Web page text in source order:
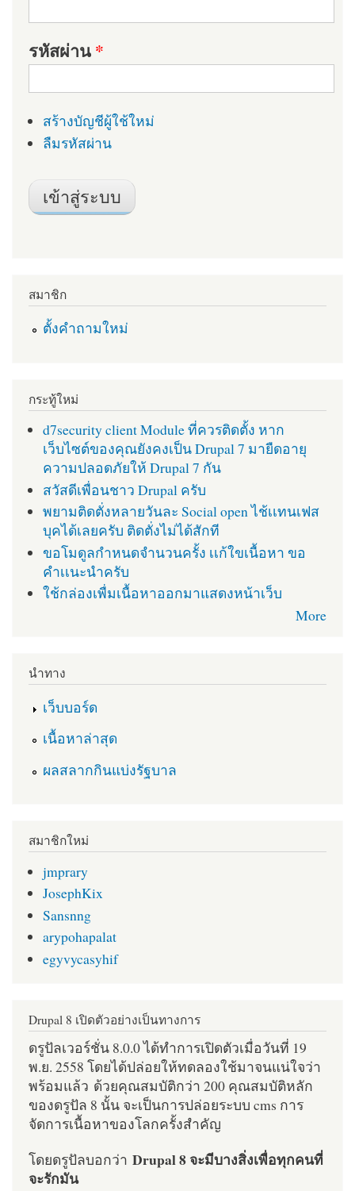
รหัสผ่าน*
สร้างบัญชีผู้ใช้ใหม่
ลืมรหัสผ่าน
สมาชิก
ตั้งคำถามใหม่
กระทู้ใหม่
d7security client Module ที่ควรติดตั้ง หาก
เว็บไซต์ของคุณยังคงเป็น Drupal 7 มายืดอายุ
ความปลอดภัยให้ Drupal 7 กัน
สวัสดีเพื่อนชาว Drupal ครับ
พยามติดตั่งหลายวันละ Social open ไช้เเทนเฟส
บุคได้เลยครับ ติดตั่งไม่ได้สักที
ขอโมดูลกำหนดจำนวนครั้ง เเก้ใขเนื้อหา ขอ
คำเเนะนำครับ
ใช้กล่องเพื่มเนื้อหาออกมาแสดงหน้าเว็บ
More
นำทาง
เว็บบอร์ด
เนื้อหาล่าสุด
ผลสลากกินแบ่งรัฐบาล
สมาชิกใหม่
jmprary
JosephKix
Sansnng
arypohapalat
egyvycasyhif
Drupal 8 เปิดตัวอย่างเป็นทางการ
ดรูปัลเวอร์ชั่น 8.0.0 ได้ทำการเปิดตัวเมื่อวันที่ 19
พ.ย. 2558 โดยได้ปล่อยให้ทดลองใช้มาจนแน่ใจว่า
พร้อมแล้ว ด้วยคุณสมบัติกว่า 200 คุณสมบัติหลัก
ของดรูปัล 8 นั้น จะเป็นการปล่อยระบบ cms การ
จัดการเนื้อหาของโลกครั้งสำคัญ
โดยดรูปัลบอกว่า Drupal 8 จะมีบางสิ่งเพื่อทุกคนที่
จะรักมัน